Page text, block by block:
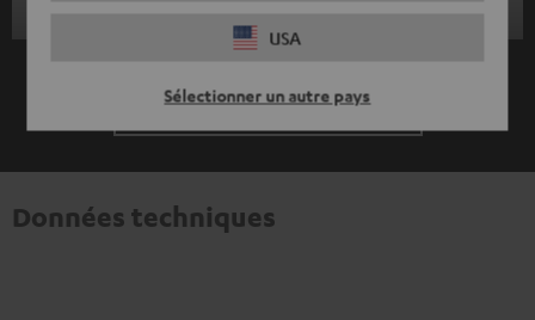
USA
Sélectionner un autre pays
DÉCOUVRIR DAVANTAGE
Données techniques